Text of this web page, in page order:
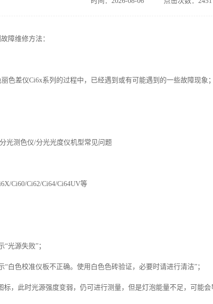
障维修方法：
色差仪Ci6x系列的过程中，已经遇到或有可能遇到的一些故障现
光测色仪/分光光度仪机型常见问题
Ci60/Ci62/Ci64/Ci64UV等
光源失败”；
“白色校准仪板不正确。使用白色色砖验证，必要时请进行清洁”；
标，此时光源强度变弱，仍可进行测量，但是灯泡能量不足，可能